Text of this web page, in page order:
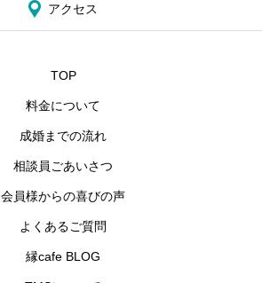
アクセス
TOP
料金について
成婚までの流れ
相談員ごあいさつ
会員様からの喜びの声
よくあるご質問
縁cafe BLOG